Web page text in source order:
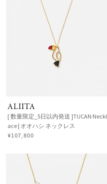
ALIITA
[ 数量限定_5日以内発送 ]TUCAN Neckl
ace | オオハシ ネックレス
¥107,800